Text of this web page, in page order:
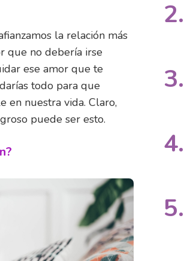
la relación más
que no debería irse
ese amor que te
todo para que
en nuestra vida. Claro,
puede ser esto.